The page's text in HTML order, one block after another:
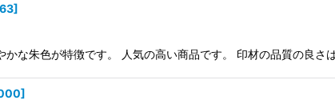
]
かな朱色が特徴です。 人気の高い商品です。 印材の品質の良
]